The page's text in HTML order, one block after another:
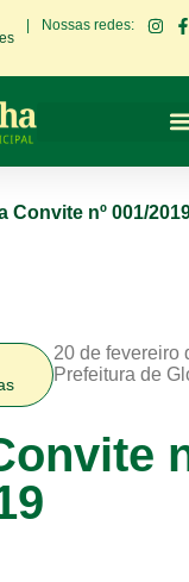
Nossas redes:
Convite nº 001/
20 de fevereiro
Prefeitura de